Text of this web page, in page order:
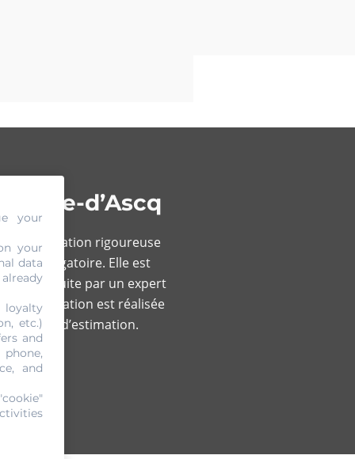
d’Ascq
une évaluation rigoureuse
est obligatoire. Elle est
conduite par un expert
L’évaluation est réalisée
service d’estimation.
your
your
data
loyalty
etc.)
and
and